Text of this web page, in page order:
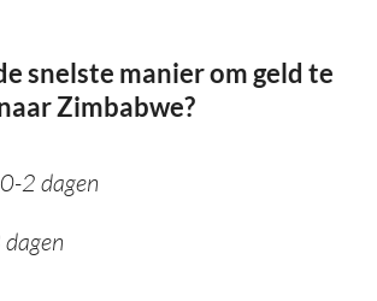
snelste manier om geld te
Zimbabwe?
0-2 dagen